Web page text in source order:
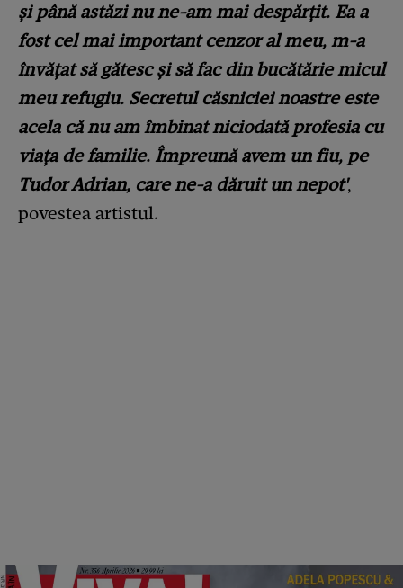
şi până astăzi nu ne-am mai despărţit. Ea a
fost cel mai important cenzor al meu, m-a
învăţat să gătesc şi să fac din bucătărie micul
meu refugiu. Secretul căsniciei noastre este
acela că nu am îmbinat niciodată profesia cu
viaţa de familie. Împreună avem un fiu, pe
Tudor Adrian, care ne-a dăruit un nepot',
povestea artistul.